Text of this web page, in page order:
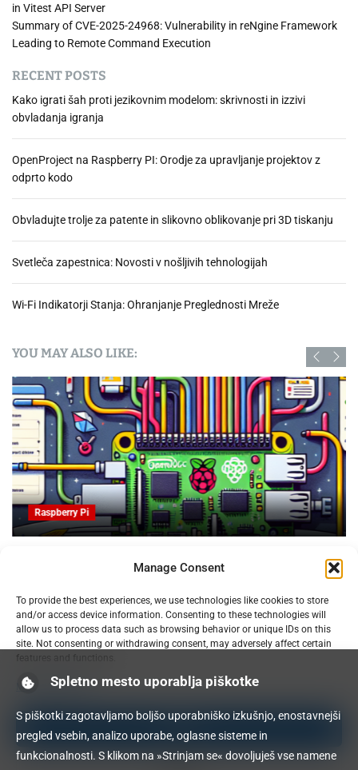
Manage Consent
To provide the best experiences, we use technologies like cookies to store
and/or access device information. Consenting to these technologies will
allow us to process data such as browsing behavior or unique IDs on this
site. Not consenting or withdrawing consent, may adversely affect certain
features and functions.
Manage services
Accept
Deny
in Vitest API Server
Summary of CVE-2025-24968: Vulnerability in reNgine Framework
Leading to Remote Command Execution
RECENT POSTS
Kako igrati šah proti jezikovnim modelom: skrivnosti in izzivi
obvladanja igranja
OpenProject na Raspberry PI: Orodje za upravljanje projektov z
odprto kodo
Obvladujte trolje za patente in slikovno oblikovanje pri 3D tiskanju
Svetleča zapestnica: Novosti v nošljivih tehnologijah
Wi-Fi Indikatorji Stanja: Ohranjanje Preglednosti Mreže
YOU MAY ALSO LIKE:
Raspberry Pi
OpenProject na Raspberry PI: Orodje za upravljanje
projektov z odprto kodo
09.02.2025
Spletno mesto uporablja piškotke
S piškotki zagotavljamo boljšo uporabniško izkušnjo, enostavnejši
pregled vsebin, analizo uporabe, oglasne sisteme in
funkcionalnosti. S klikom na »Strinjam se« dovoljuješ vse namene